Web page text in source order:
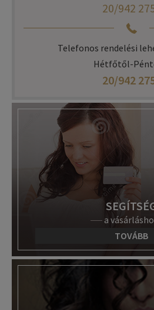
20/942
Telefonos rendelési
Hétfőtől-
20/942
a
TOVÁBB